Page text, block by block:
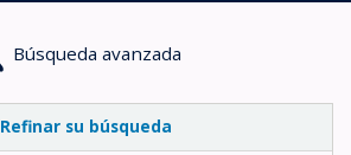
Búsqueda avanzada
Refinar su búsqueda